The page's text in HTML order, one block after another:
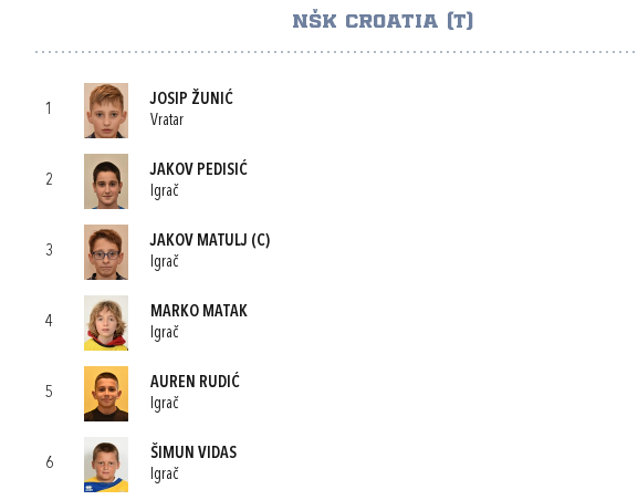
NŠK CROATIA (T)
1
JOSIP ŽUNIĆ
Vratar
2
JAKOV PEDISIĆ
Igrač
3
JAKOV MATULJ (C)
Igrač
4
MARKO MATAK
Igrač
5
AUREN RUDIĆ
Igrač
6
ŠIMUN VIDAS
Igrač